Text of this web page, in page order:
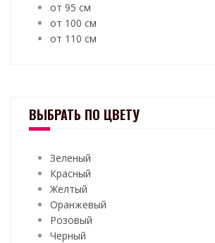
от 95 см
от 100 см
от 110 см
ВЫБРАТЬ ПО ЦВЕТУ
Зеленый
Красный
Желтый
Оранжевый
Розовый
Черный